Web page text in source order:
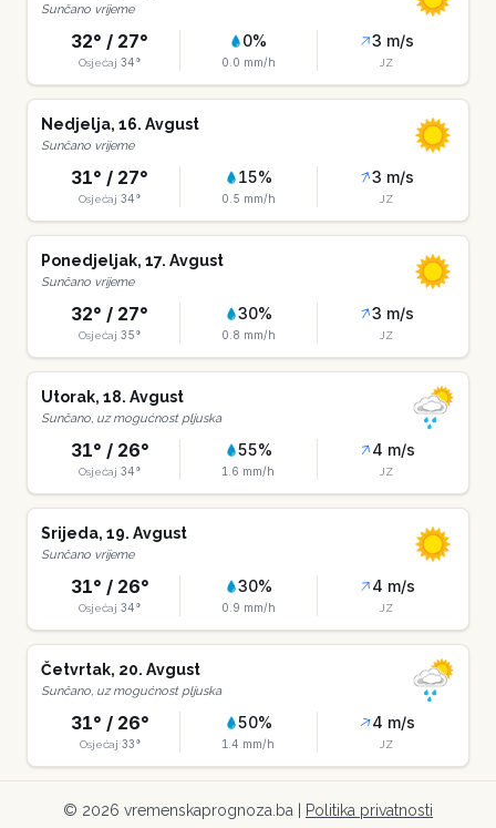
Sunčano vrijeme
32° / 27°
Osjećaj 34°
0%
0.0 mm/h
3 m/s
JZ
Nedjelja, 16. Avgust
Sunčano vrijeme
31° / 27°
Osjećaj 34°
15%
0.5 mm/h
3 m/s
JZ
Ponedjeljak, 17. Avgust
Sunčano vrijeme
32° / 27°
Osjećaj 35°
30%
0.8 mm/h
3 m/s
JZ
Utorak, 18. Avgust
Sunčano, uz mogućnost pljuska
31° / 26°
Osjećaj 34°
55%
1.6 mm/h
4 m/s
JZ
Srijeda, 19. Avgust
Sunčano vrijeme
31° / 26°
Osjećaj 34°
30%
0.9 mm/h
4 m/s
JZ
Četvrtak, 20. Avgust
Sunčano, uz mogućnost pljuska
31° / 26°
Osjećaj 33°
50%
1.4 mm/h
4 m/s
JZ
© 2026 vremenskaprognoza.ba | Politika privatnosti